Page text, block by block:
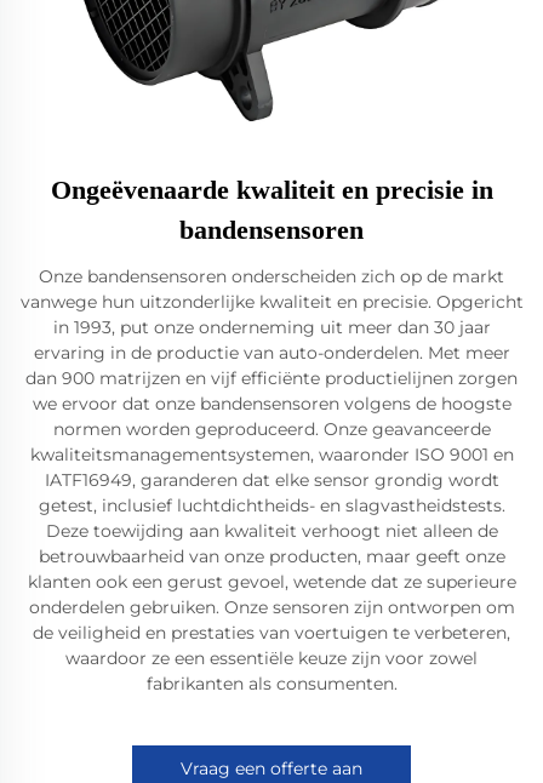
Ongeëvenaarde kwaliteit en precisie in
bandensensoren
Onze bandensensoren onderscheiden zich op de markt
vanwege hun uitzonderlijke kwaliteit en precisie. Opgericht
in 1993, put onze onderneming uit meer dan 30 jaar
ervaring in de productie van auto-onderdelen. Met meer
dan 900 matrijzen en vijf efficiënte productielijnen zorgen
we ervoor dat onze bandensensoren volgens de hoogste
normen worden geproduceerd. Onze geavanceerde
kwaliteitsmanagementsystemen, waaronder ISO 9001 en
IATF16949, garanderen dat elke sensor grondig wordt
getest, inclusief luchtdichtheids- en slagvastheidstests.
Deze toewijding aan kwaliteit verhoogt niet alleen de
betrouwbaarheid van onze producten, maar geeft onze
klanten ook een gerust gevoel, wetende dat ze superieure
onderdelen gebruiken. Onze sensoren zijn ontworpen om
de veiligheid en prestaties van voertuigen te verbeteren,
waardoor ze een essentiële keuze zijn voor zowel
fabrikanten als consumenten.
Vraag een offerte aan